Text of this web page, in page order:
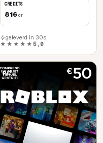
CREDITS
816cr
geleverd in 30s
★★★★★ 5,0
PC